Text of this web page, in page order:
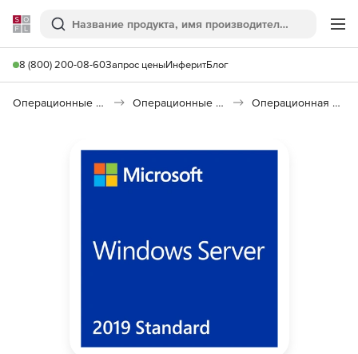
Softline
Поиск
8 (800) 200-08-60Запрос ценыИнферитБлог
Операционные системы Операционные системы семейства Windows Операционная система Microsoft Windows Server Standard